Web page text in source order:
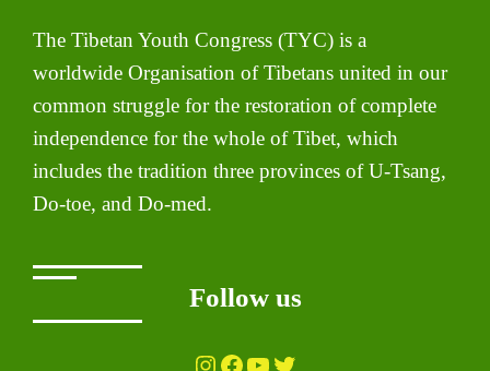
The Tibetan Youth Congress (TYC) is a
worldwide Organisation of Tibetans united in our
common struggle for the restoration of complete
independence for the whole of Tibet, which
includes the tradition three provinces of U-Tsang,
Do-toe, and Do-med.
Follow us
Instagram Facebook YouTube Twitter